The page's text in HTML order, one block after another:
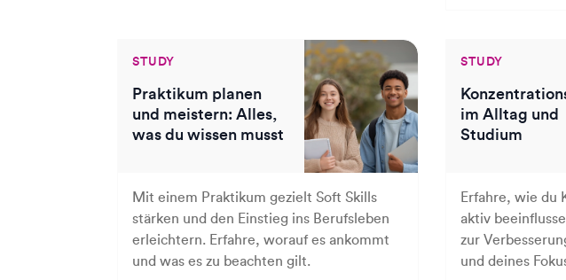
STUDY
Praktikum planen
und meistern: Alles,
was du wissen musst
Mit einem Praktikum gezielt Soft Skills
stärken und den Einstieg ins Berufsleben
erleichtern. Erfahre, worauf es ankommt
und was es zu beachten gilt.
STUDY
im Alltag und
Studium
Erfahre, wie du
aktiv
zur
und deines